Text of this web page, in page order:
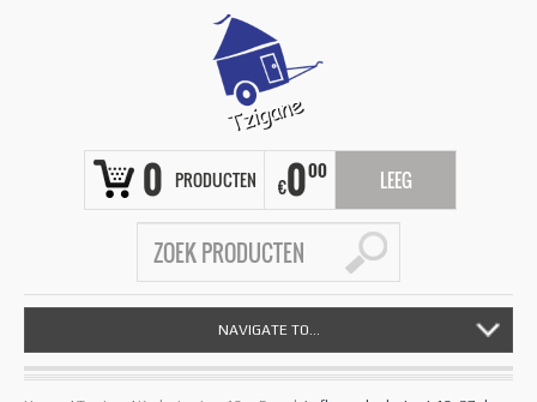
0 PRODUCTEN €000 LEEG
NAVIGATE TO...